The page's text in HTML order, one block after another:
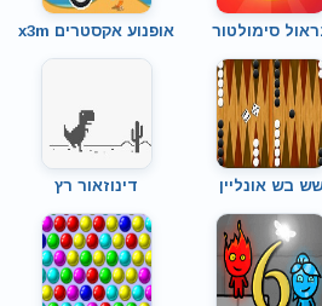
סימולטור אופנוע אקסטרים x3m
שש בש אונליין דינוזאור רץ